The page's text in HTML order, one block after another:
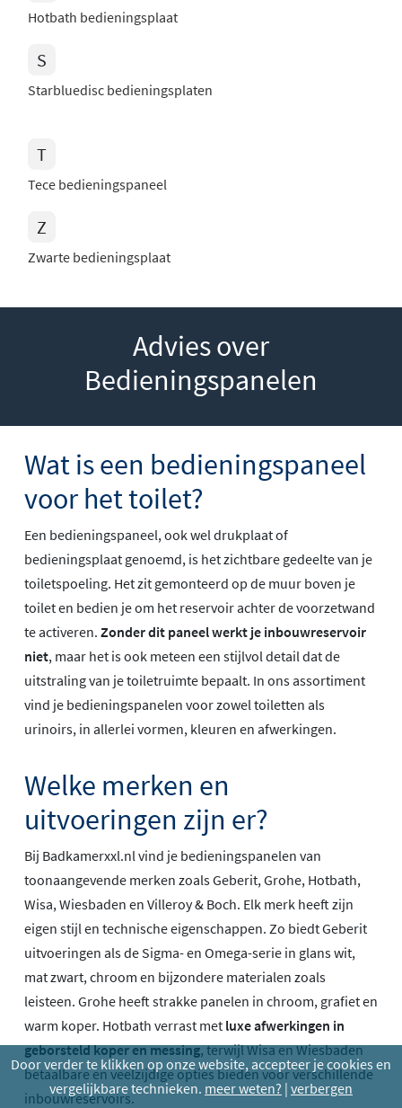
Door verder te klikken op onze website, accepteer je cookies en
vergelijkbare technieken. meer weten? | verbergen
Hotbath bedieningsplaat
S
Starbluedisc bedieningsplaten
T
Tece bedieningspaneel
Z
Zwarte bedieningsplaat
Advies over
Bedieningspanelen
Wat is een bedieningspaneel
voor het toilet?
Een bedieningspaneel, ook wel drukplaat of
bedieningsplaat genoemd, is het zichtbare gedeelte van je
toiletspoeling. Het zit gemonteerd op de muur boven je
toilet en bedien je om het reservoir achter de voorzetwand
te activeren. Zonder dit paneel werkt je inbouwreservoir
niet, maar het is ook meteen een stijlvol detail dat de
uitstraling van je toiletruimte bepaalt. In ons assortiment
vind je bedieningspanelen voor zowel toiletten als
urinoirs, in allerlei vormen, kleuren en afwerkingen.
Welke merken en
uitvoeringen zijn er?
Bij Badkamerxxl.nl vind je bedieningspanelen van
toonaangevende merken zoals Geberit, Grohe, Hotbath,
Wisa, Wiesbaden en Villeroy & Boch. Elk merk heeft zijn
eigen stijl en technische eigenschappen. Zo biedt Geberit
uitvoeringen als de Sigma- en Omega-serie in glans wit,
mat zwart, chroom en bijzondere materialen zoals
leisteen. Grohe heeft strakke panelen in chroom, grafiet en
warm koper. Hotbath verrast met luxe afwerkingen in
geborsteld koper en messing, terwijl Wisa en Wiesbaden
betaalbare en veelzijdige opties bieden voor verschillende
inbouwreservoirs.